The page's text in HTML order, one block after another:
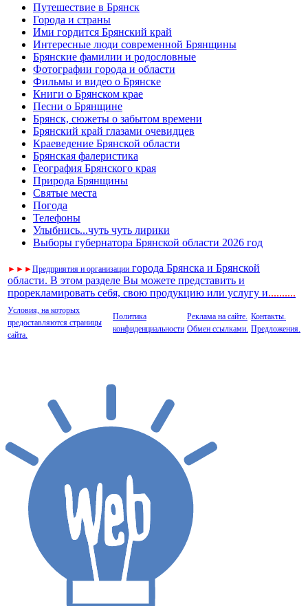
Путешествие в Брянск
Города и страны
Ими гордится Брянский край
Интересные люди современной Брянщины
Брянские фамилии и родословные
Фотографии города и области
Фильмы и видео о Брянске
Книги о Брянском крае
Песни о Брянщине
Брянск, сюжеты о забытом времени
Брянский край глазами очевидцев
Краеведение Брянской области
Брянская фалеристика
География Брянского края
Природа Брянщины
Святые места
Погода
Телефоны
Улыбнись...чуть чуть лирики
Выборы губернатора Брянской области 2026 год
► ► ►Предприятия и организации города Брянска и Брянской
области. В этом разделе Вы можете представить и
прорекламировать себя, свою продукцию или услугу и..........
Условия, на которых
предоставляются страницы
сайта.
Политика
конфиденциальности
Реклама на сайте.
Обмен ссылками.
Контакты.
Предложения.